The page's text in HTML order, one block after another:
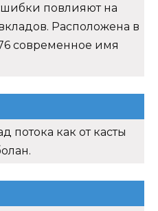
повлияют на
Расположена в
современное имя
потока как от касты